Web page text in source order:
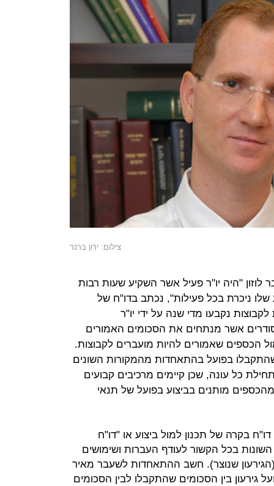
צילום: ירון ברנר
"היה יו"ר פעיל אשר השקיע שעות רבות
ניכרת בכל פעילות", נכתב בדו"ח של
נקבעו מדי שנה על ידי יו"ר
אשר מנתחים את הסכומים האמורים
הכספים שאמורים להיות מועברים לקבוצות.
בפועל בהתאחדות מהמקורות השונים
כל עונה, שכן קיימים מרכיבים קבועים
מותנים בביצוע בפועל של תנאי
בקרה של תכנון למול ביצוע או "דו"ח
השונות בכל הקשור לעודף העברות ושימושים
(הגירעון שנוצר). חשב ההתאחדות לשעבר מאיר
גירעון בין הסכומים שהתקבלו לבין הסכומים